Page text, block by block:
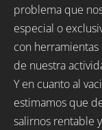
problema que
especial o
con
de nuestra
Y en cuanto al
estimamos que
salirnos rentable